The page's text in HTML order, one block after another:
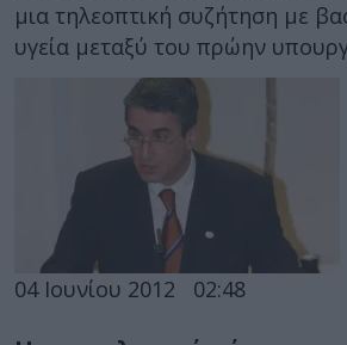
μια τηλεοπτική συζήτηση με
υγεία μεταξύ του πρώην
04 Ιουνίου 2012 02:48